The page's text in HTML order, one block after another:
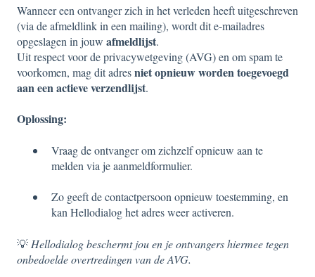
Wanneer een ontvanger zich in het verleden heeft uitgeschreven
(via de afmeldlink in een mailing), wordt dit e-mailadres
opgeslagen in jouw afmeldlijst.
Uit respect voor de privacywetgeving (AVG) en om spam te
voorkomen, mag dit adresniet opnieuw worden toegevoegd
aan een actieve verzendlijst.
Oplossing:
Vraag de ontvanger om zichzelf opnieuw aan te
melden via je aanmeldformulier.
Zo geeft de contactpersoon opnieuw toestemming, en
kan Hellodialog het adres weer activeren.
💡 Hellodialog beschermt jou en je ontvangers hiermee tegen
onbedoelde overtredingen van de AVG.